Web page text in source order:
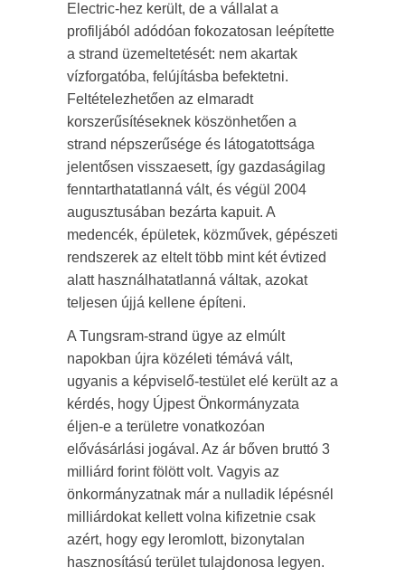
Electric-hez került, de a vállalat a
profiljából adódóan fokozatosan leépítette
a strand üzemeltetését: nem akartak
vízforgatóba, felújításba befektetni.
Feltételezhetően az elmaradt
korszerűsítéseknek köszönhetően a
strand népszerűsége és látogatottsága
jelentősen visszaesett, így gazdaságilag
fenntarthatatlanná vált, és végül 2004
augusztusában bezárta kapuit. A
medencék, épületek, közművek, gépészeti
rendszerek az eltelt több mint két évtized
alatt használhatatlanná váltak, azokat
teljesen újjá kellene építeni.
A Tungsram-strand ügye az elmúlt
napokban újra közéleti témává vált,
ugyanis a képviselő-testület elé került az a
kérdés, hogy Újpest Önkormányzata
éljen-e a területre vonatkozóan
elővásárlási jogával. Az ár bőven bruttó 3
milliárd forint fölött volt. Vagyis az
önkormányzatnak már a nulladik lépésnél
milliárdokat kellett volna kifizetnie csak
azért, hogy egy leromlott, bizonytalan
hasznosítású terület tulajdonosa legyen.